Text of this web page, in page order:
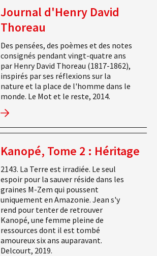
Journal d'Henry David
Thoreau
Des pensées, des poèmes et des notes
consignés pendant vingt-quatre ans
par Henry David Thoreau (1817-1862),
inspirés par ses réflexions sur la
nature et la place de l'homme dans le
monde. Le Mot et le reste, 2014.
Kanopé, Tome 2 : Héritage
2143. La Terre est irradiée. Le seul
espoir pour la sauver réside dans les
graines M-Zem qui poussent
uniquement en Amazonie. Jean s'y
rend pour tenter de retrouver
Kanopé, une femme pleine de
ressources dont il est tombé
amoureux six ans auparavant.
Delcourt, 2019.